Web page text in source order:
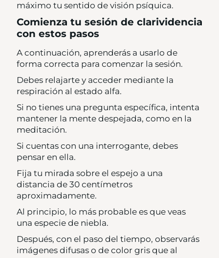
máximo tu sentido de visión psíquica.
Comienza tu sesión de clarividencia
con estos pasos
A continuación, aprenderás a usarlo de
forma correcta para comenzar la sesión.
Debes relajarte y acceder mediante la
respiración al estado alfa.
Si no tienes una pregunta específica, intenta
mantener la mente despejada, como en la
meditación.
Si cuentas con una interrogante, debes
pensar en ella.
Fija tu mirada sobre el espejo a una
distancia de 30 centímetros
aproximadamente.
Al principio, lo más probable es que veas
una especie de niebla.
Después, con el paso del tiempo, observarás
imágenes difusas o de color gris que al